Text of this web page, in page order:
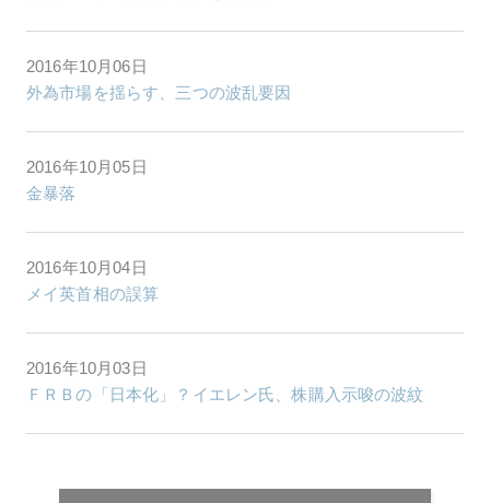
2016年10月06日
外為市場を揺らす、三つの波乱要因
2016年10月05日
金暴落
2016年10月04日
メイ英首相の誤算
2016年10月03日
ＦＲＢの「日本化」？イエレン氏、株購入示唆の波紋